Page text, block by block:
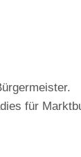
für